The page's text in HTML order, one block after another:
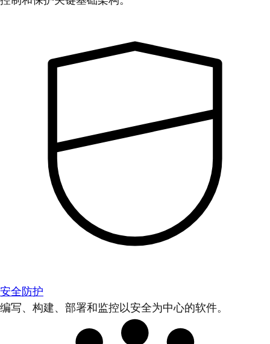
安全防护
编写、构建、部署和监控以安全为中心的软件。